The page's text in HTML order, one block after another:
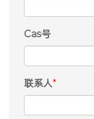
Cas号
联系人*